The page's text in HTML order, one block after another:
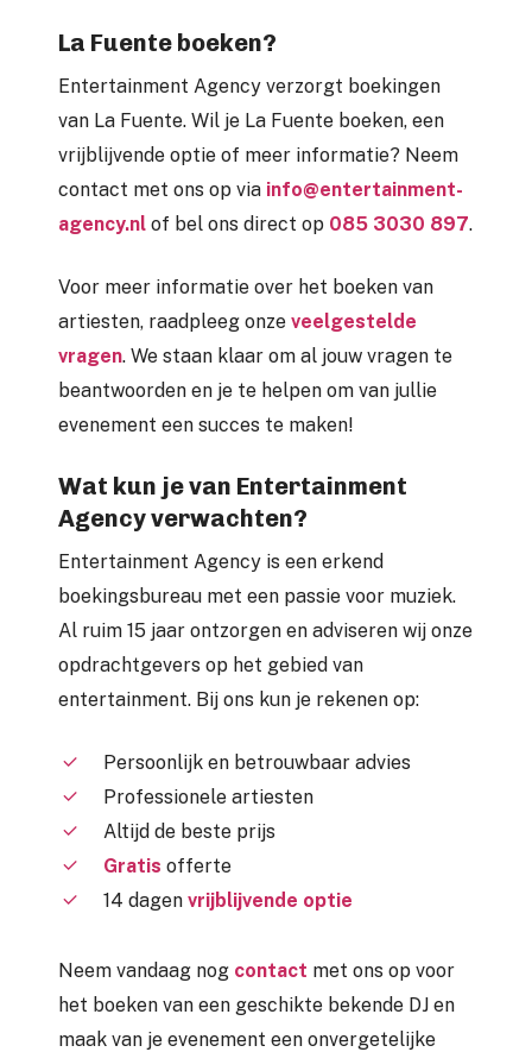
La Fuente boeken?
Entertainment Agency verzorgt boekingen
van La Fuente. Wil je La Fuente boeken, een
vrijblijvende optie of meer informatie? Neem
contact met ons op via info@entertainment-
agency.nl of bel ons direct op 085 3030 897.
Voor meer informatie over het boeken van
artiesten, raadpleeg onze veelgestelde
vragen. We staan klaar om al jouw vragen te
beantwoorden en je te helpen om van jullie
evenement een succes te maken!
Wat kun je van Entertainment
Agency verwachten?
Entertainment Agency is een erkend
boekingsbureau met een passie voor muziek.
Al ruim 15 jaar ontzorgen en adviseren wij onze
opdrachtgevers op het gebied van
entertainment. Bij ons kun je rekenen op:
Persoonlijk en betrouwbaar advies
Professionele artiesten
Altijd de beste prijs
Gratis offerte
14 dagen vrijblijvende optie
Neem vandaag nog contact met ons op voor
het boeken van een geschikte bekende DJ en
maak van je evenement een onvergetelijke